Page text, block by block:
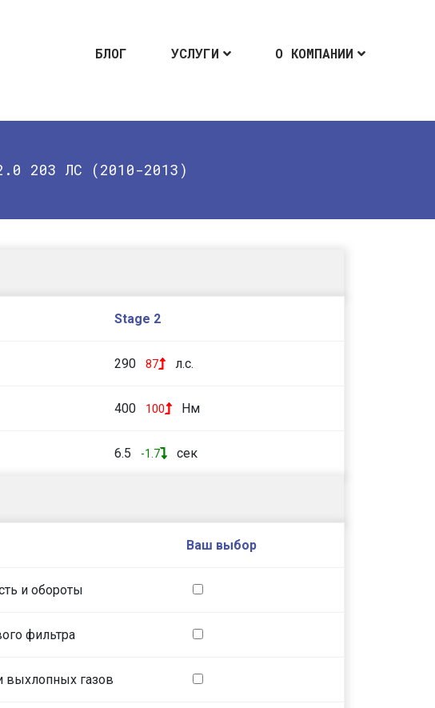
БЛОГ УСЛУГИ О КОМПАНИИ
2.0 203 ЛС (2010-2013)
Stage 2
290 87 л.с.
400 100 Нм
6.5 -1.7 сек
Ваш выбор
и обороты
фильтра
выхлопных газов